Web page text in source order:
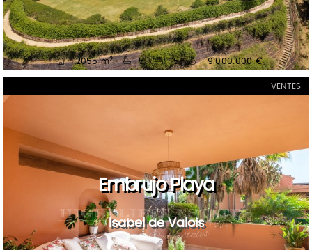
2055 m2 5 5 9.000.000 €
VENTES
Embrujo Playa
Isabel de Valois